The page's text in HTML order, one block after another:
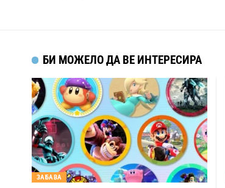
БИ МОЖЕЛО ДА ВЕ ИНТЕРЕСИРА
ЗАБАВА